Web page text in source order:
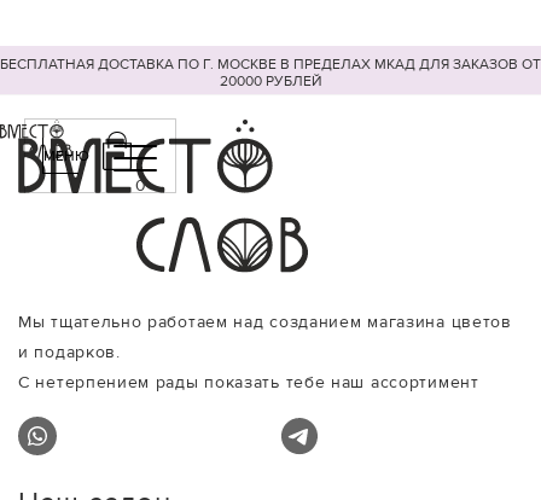
БЕСПЛАТНАЯ ДОСТАВКА ПО Г. МОСКВЕ В ПРЕДЕЛАХ МКАД ДЛЯ ЗАКАЗОВ ОТ
20000 РУБЛЕЙ
МЕНЮ
0
Мы тщательно работаем над созданием магазина цветов
и подарков.
С нетерпением рады показать тебе наш ассортимент